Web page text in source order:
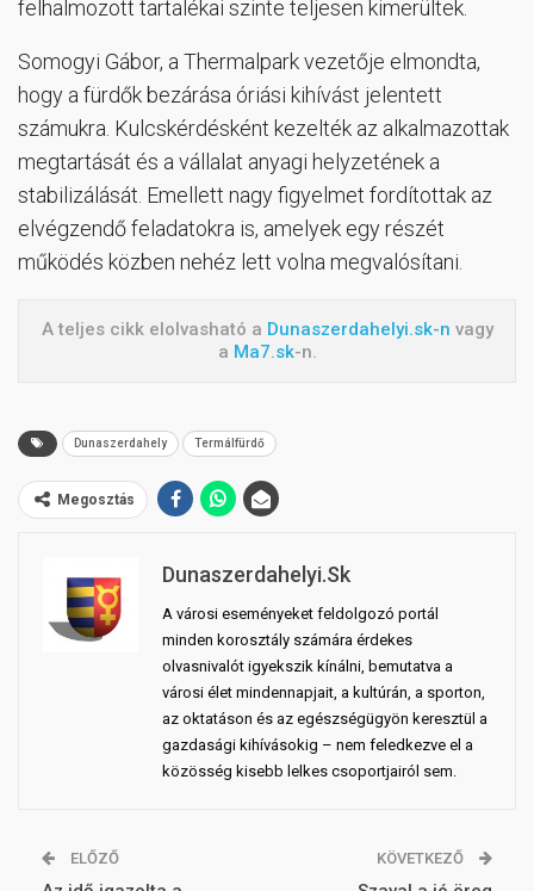
felhalmozott tartalékai szinte teljesen kimerültek.
Somogyi Gábor, a Thermalpark vezetője elmondta,
hogy a fürdők bezárása óriási kihívást jelentett
számukra. Kulcskérdésként kezelték az alkalmazottak
megtartását és a vállalat anyagi helyzetének a
stabilizálását. Emellett nagy figyelmet fordítottak az
elvégzendő feladatokra is, amelyek egy részét
működés közben nehéz lett volna megvalósítani.
A teljes cikk elolvasható a Dunaszerdahelyi.sk-n vagy
a Ma7.sk-n.
Dunaszerdahely Termálfürdő
Megosztás
Dunaszerdahelyi.sk
A városi eseményeket feldolgozó portál
minden korosztály számára érdekes
olvasnivalót igyekszik kínálni, bemutatva a
városi élet mindennapjait, a kultúrán, a sporton,
az oktatáson és az egészségügyön keresztül a
gazdasági kihívásokig – nem feledkezve el a
közösség kisebb lelkes csoportjairól sem.
ELŐZŐ KÖVETKEZŐ